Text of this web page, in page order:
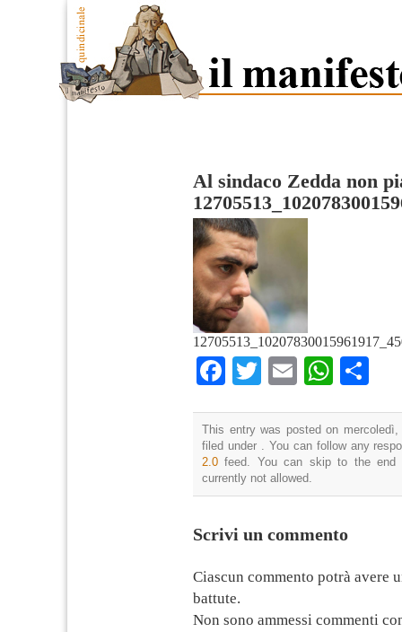
Al sindaco Zedda non
Facebook
TwitterEmail
This entry was posted on
filed under . You can follow any
2.0 feed. You can skip to the end
currently not allowed.
Scrivi un commento
Ciascun commento potrà avere
battute.
Non sono ammessi commenti